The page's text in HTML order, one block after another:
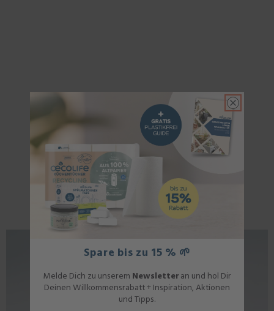
Spare bis zu 15 % 🌱
Melde Dich zu unserem Newsletter an und hol Dir
Deinen Willkommensrabatt + Inspiration, Aktionen
und Tipps.